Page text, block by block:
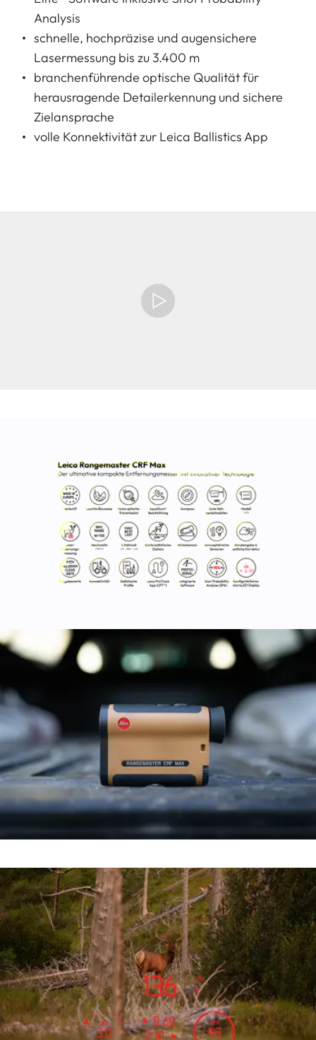
Analysis
schnelle, hochpräzise und augensichere
Lasermessung bis zu 3.400 m
branchenführende optische Qualität für
herausragende Detailerkennung und sichere
Zielansprache
volle Konnektivität zur Leica Ballistics App